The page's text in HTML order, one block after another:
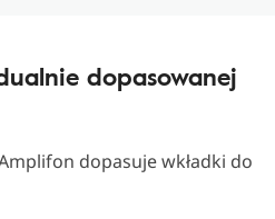
dopasowanej
dopasuje wkładki do